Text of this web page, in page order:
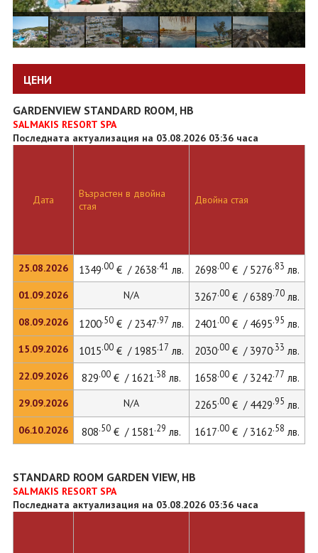
ЦЕНИ
GARDENVIEW STANDARD ROOM, HB
SALMAKIS RESORT SPA
Последната актуализация на 03.08.2026 03:36 часа
Дата
25.08.2026
01.09.2026
08.09.2026
15.09.2026
22.09.2026
29.09.2026
06.10.2026
Възрастен в двойна
стая
Двойна стая
1349.00€ / 2638.41 лв. 2698.00€ / 5276.83 лв.
N/A 3267.00€ / 6389.70лв.
1200.50€ / 2347.97 лв. 2401.00€ / 4695.95 лв.
1015.00€ / 1985.17 лв. 2030.00€ / 3970.33 лв.
829.00€ / 1621.38 лв. 1658.00€ / 3242.77 лв.
N/A 2265.00€ / 4429.95 лв.
808.50€ / 1581.29 лв. 1617.00€ / 3162.58 лв.
STANDARD ROOM GARDEN VIEW, HB
SALMAKIS RESORT SPA
Последната актуализация на 03.08.2026 03:36 часа